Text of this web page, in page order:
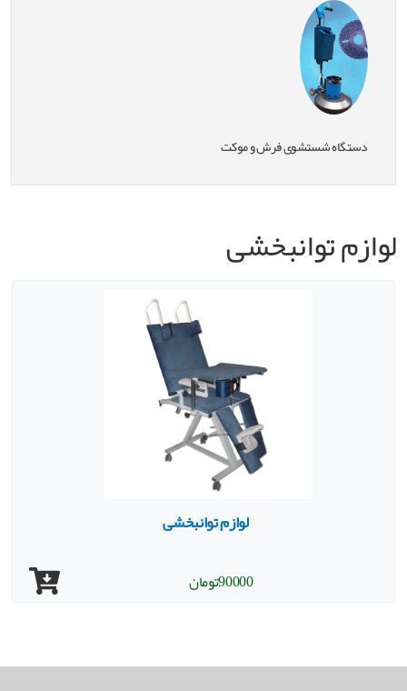
لوازم توانبخشی
لوازم توانبخشی
90000 تومان
دستگاه شستشوی فرش و موکت